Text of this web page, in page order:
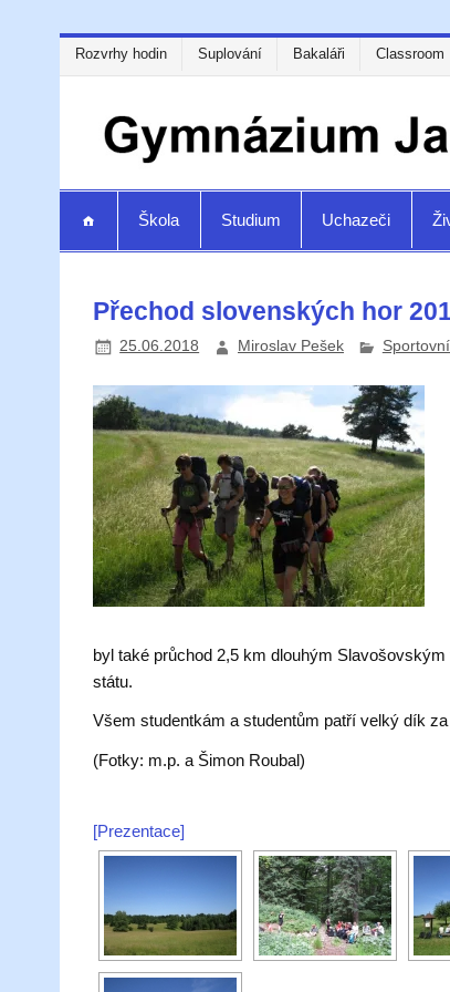
Rozvrhy hodin Suplování Bakaláři Classroom
Škola Studium Uchazeči
Přechod slovenských hor
25.06.2018 Miroslav Pešek
byl také průchod 2,5 km dlouhým
státu.
Všem studentkám a studentům patří velký dík
(Fotky: m.p. a Šimon Roubal)
[Prezentace]